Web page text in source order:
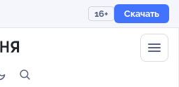
16+ Скачать